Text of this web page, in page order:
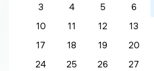
3 4 5 6
10
11 12 13
17
18 19 20
24
25 26 27